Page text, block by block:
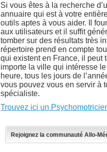
Si vous êtes à la recherche
annuaire qui est à votre
outils aptes à vous aider. Il
aux utilisateurs et il suffit
tomber sur des résultats très
répertoire prend en compte
qui existent en France, il peut
importe la ville qui intéresse
heure, tous les jours de
vous pouvez vous en servir à
spécialiste.
Trouvez ici un
Rejoignez la communauté Allo-